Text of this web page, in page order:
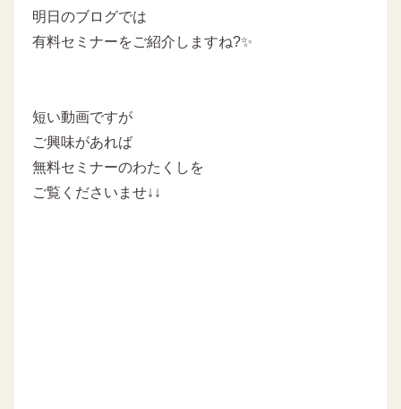
明日のブログでは
有料セミナーをご紹介しますね?✨
短い動画ですが
ご興味があれば
無料セミナーのわたくしを
ご覧くださいませ↓↓